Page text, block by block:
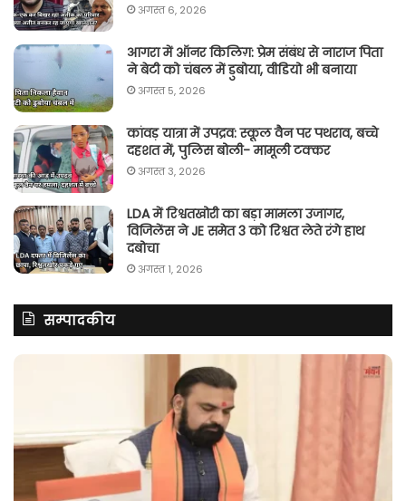
अगस्त 6, 2026
आगरा में ऑनर किलिग़: प्रेम संबंध से नाराज पिता
ने बेटी को चंबल में डुबोया, वीडियो भी बनाया
अगस्त 5, 2026
कांवड़ यात्रा में उपद्रव: स्कूल वैन पर पथराव, बच्चे
दहशत में, पुलिस बोली- मामूली टक्कर
अगस्त 3, 2026
LDA में रिश्वतखोरी का बड़ा मामला उजागर,
विजिलेंस ने JE समेत 3 को रिश्वत लेते रंगे हाथ
दबोचा
अगस्त 1, 2026
सम्पादकीय